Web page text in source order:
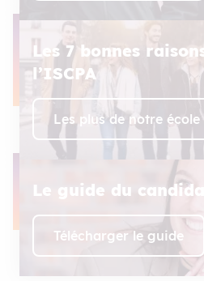
Les 7 bonnes
l’ISCPA
Les plus de notre école
Le guide du
Télécharger le guide